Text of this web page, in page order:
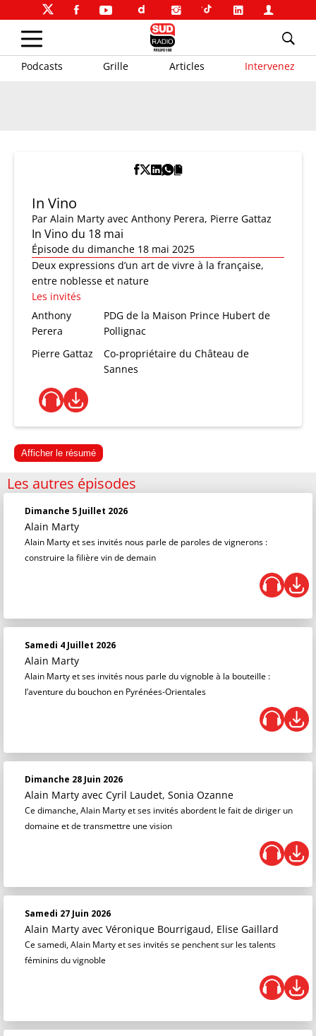
Podcasts Grille Articles Intervenez
In Vino
Par Alain Marty avec Anthony Perera, Pierre Gattaz
In Vino du 18 mai
Épisode du dimanche 18 mai 2025
Deux expressions d’un art de vivre à la française,
entre noblesse et nature
Les invités
Anthony
Perera
PDG de la Maison Prince Hubert de
Pollignac
Pierre Gattaz
Co-propriétaire du Château de
Sannes
Afficher le résumé
Les autres épisodes
Dimanche 5 Juillet 2026
Alain Marty
Alain Marty et ses invités nous parle de paroles de vignerons :
construire la filière vin de demain
Samedi 4 Juillet 2026
Alain Marty
Alain Marty et ses invités nous parle du vignoble à la bouteille :
l’aventure du bouchon en Pyrénées-Orientales
Dimanche 28 Juin 2026
Alain Marty avec Cyril Laudet, Sonia Ozanne
Ce dimanche, Alain Marty et ses invités abordent le fait de diriger un
domaine et de transmettre une vision
Samedi 27 Juin 2026
Alain Marty avec Véronique Bourrigaud, Elise Gaillard
Ce samedi, Alain Marty et ses invités se penchent sur les talents
féminins du vignoble